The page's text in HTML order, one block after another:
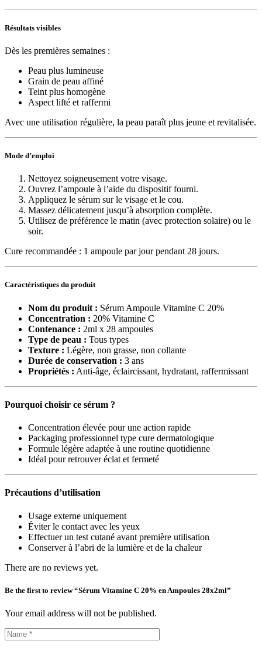
Résultats visibles
Dès les premières semaines :
Peau plus lumineuse
Grain de peau affiné
Teint plus homogène
Aspect lifté et raffermi
Avec une utilisation régulière, la peau paraît plus jeune et revitalisée.
Mode d’emploi
Nettoyez soigneusement votre visage.
Ouvrez l’ampoule à l’aide du dispositif fourni.
Appliquez le sérum sur le visage et le cou.
Massez délicatement jusqu’à absorption complète.
Utilisez de préférence le matin (avec protection solaire) ou le
soir.
Cure recommandée : 1 ampoule par jour pendant 28 jours.
Caractéristiques du produit
Nom du produit : Sérum Ampoule Vitamine C 20%
Concentration : 20% Vitamine C
Contenance : 2ml x 28 ampoules
Type de peau : Tous types
Texture : Légère, non grasse, non collante
Durée de conservation : 3 ans
Propriétés : Anti-âge, éclaircissant, hydratant, raffermissant
Pourquoi choisir ce sérum ?
Concentration élevée pour une action rapide
Packaging professionnel type cure dermatologique
Formule légère adaptée à une routine quotidienne
Idéal pour retrouver éclat et fermeté
Précautions d’utilisation
Usage externe uniquement
Éviter le contact avec les yeux
Effectuer un test cutané avant première utilisation
Conserver à l’abri de la lumière et de la chaleur
There are no reviews yet.
Be the first to review “Sérum Vitamine C 20% en Ampoules 28x2ml”
Your email address will not be published.